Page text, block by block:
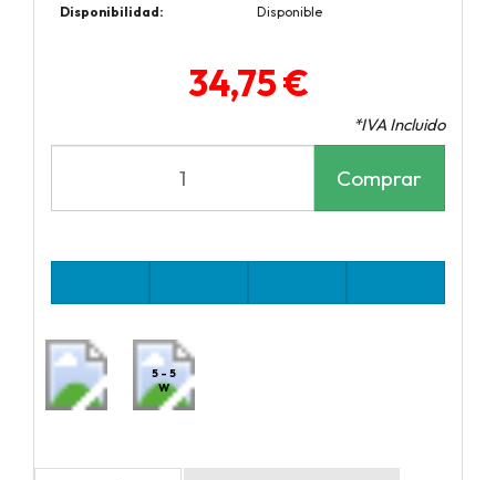
Disponibilidad: Disponible
34,75 €
*IVA Incluido
Comprar
5 - 5
W